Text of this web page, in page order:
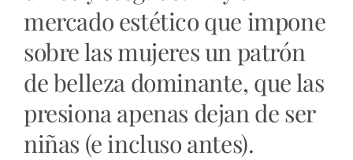
mercado estético que impone
sobre las mujeres un patrón
de belleza dominante, que las
presiona apenas dejan de ser
niñas (e incluso antes).